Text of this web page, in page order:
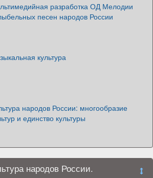
разработка ОД Мелодии
песен народов России
культура
народов России: многообразие
и единство культуры
народов России.